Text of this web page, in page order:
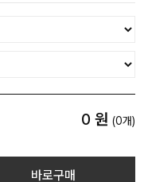
0 원 (0개)
바로구매